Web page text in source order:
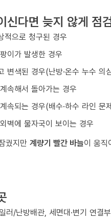
신다면 늦지 않게 점
적으로 청구된 경우
이가 발생한 경우
변색된 경우(난방·온수 누수 의
속해서 돌아가는 경우
속되는 경우(배수·하수 라인 문
벽에 물자국이 보이는 경우
궜지만 계량기 빨간 바늘이 움직
러/난방배관, 세면대·변기 연결